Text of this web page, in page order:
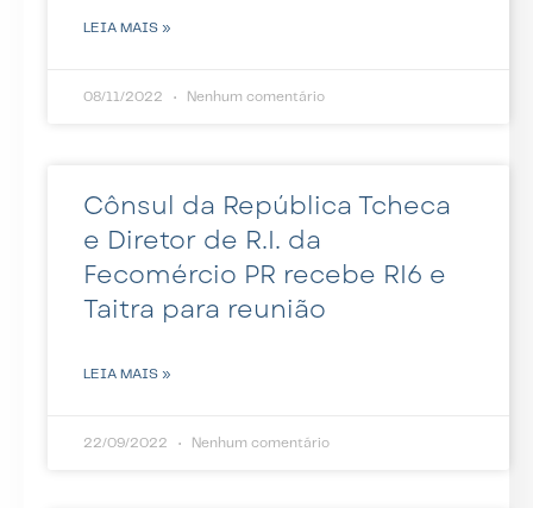
LEIA MAIS »
08/11/2022 Nenhum comentário
Cônsul da República Tcheca
e Diretor de R.I. da
Fecomércio PR recebe RI6 e
Taitra para reunião
LEIA MAIS »
22/09/2022 Nenhum comentário